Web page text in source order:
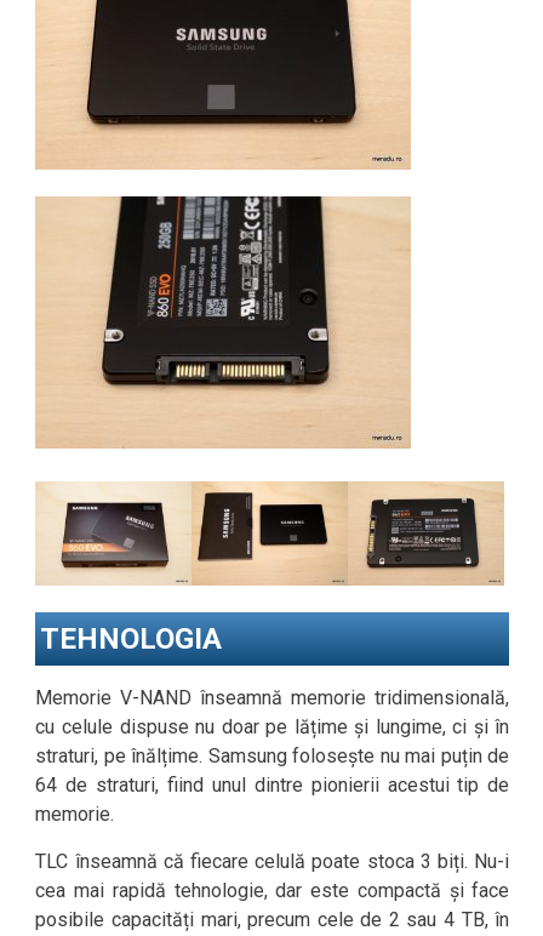
TEHNOLOGIA
Memorie V-NAND înseamnă memorie tridimensională,
cu celule dispuse nu doar pe lățime și lungime, ci și în
straturi, pe înălțime. Samsung folosește nu mai puțin de
64 de straturi, fiind unul dintre pionierii acestui tip de
memorie.
TLC înseamnă că fiecare celulă poate stoca 3 biți. Nu-i
cea mai rapidă tehnologie, dar este compactă și face
posibile capacități mari, precum cele de 2 sau 4 TB, în